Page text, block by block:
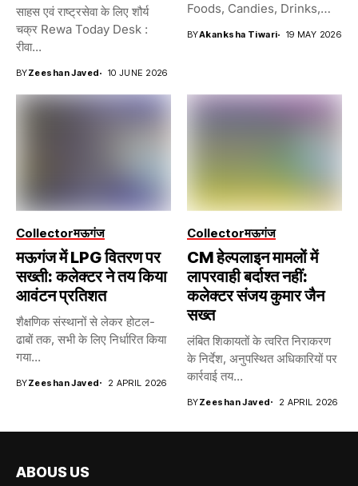
साहस एवं राष्ट्रसेवा के लिए शौर्य
चक्र Rewa Today Desk :
रीवा...
BYZeeshan Javed 10 JUNE 2026
Foods, Candies, Drinks,
BYAkanksha Tiwari 19 MAY 2026
Collectorमऊगंज
मऊगंज में LPG वितरण पर
सख्ती: कलेक्टर ने तय किया
आवंटन प्रतिशत
शैक्षणिक संस्थानों से लेकर होटल-
ढाबों तक, सभी के लिए निर्धारित किया
गया...
BYZeeshan Javed 2 APRIL 2026
Collectorमऊगंज
CM हेल्पलाइन मामलों में
लापरवाही बर्दाश्त नहीं:
कलेक्टर संजय कुमार जैन
सख्त
लंबित शिकायतों के त्वरित निराकरण
के निर्देश, अनुपस्थित अधिकारियों पर
कार्रवाई तय...
BYZeeshan Javed 2 APRIL 2026
ABOUS US